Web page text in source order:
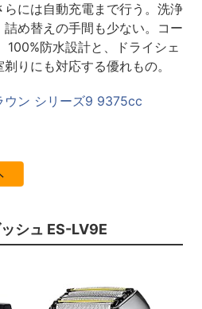
には自動充電まで行う。洗浄
め替えの手間も少ない。コー
100%防水設計と、ドライシェ
りにも対応する優れもの。
ウン シリーズ9 9375cc
シュ ES-LV9E